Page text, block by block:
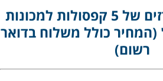
דיספנסר 10 מארזים של 5 קפסולות למכונות
כולל משלוח בדואר
רשום)